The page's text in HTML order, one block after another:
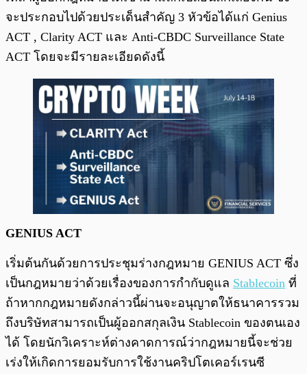
จะประกอบไปด้วยประเด็นสำคัญ 3 หัวข้อได้แก่ Genius
ACT , Clarity ACT และ Anti-CBDC Surveillance State
ACT โดยจะมีรายละเอียดดังนี้
GENIUS ACT
เริ่มต้นกันด้วยการประชุมร่างกฎหมาย GENIUS ACT ซึ่ง
เป็นกฎหมายว่าด้วยเรื่องของการกำกับดูแล Stablecoin ที่
ถ้าหากกฎหมายดังกล่าวนี้ผ่านจะอนุญาตให้ธนาคารรวม
ถึงบริษัทสามารถเป็นผู้ออกสกุลเงิน Stablecoin ของตนเอง
ได้ โดยนักวิเคราะห์ต่างคาดการณ์ว่ากฎหมายนี้จะช่วย
เร่งให้เกิดการยอมรับการใช้งานคริปโตเคอร์เรนซี